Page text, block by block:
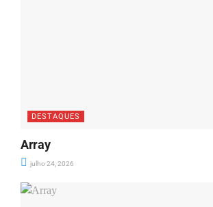
DESTAQUES
Array
julho 24, 2026